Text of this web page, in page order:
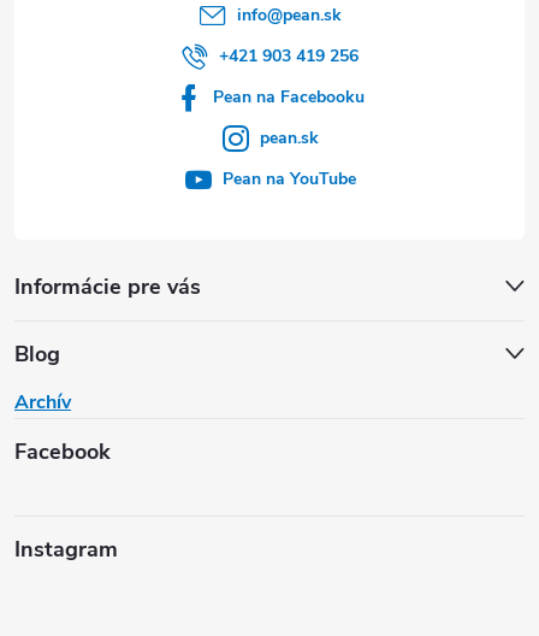
Informácie pre vás
Blog
Archív
Facebook
info@pean.sk
+421 903 419 256
Pean na Facebooku
pean.sk
Pean na YouTube
Instagram